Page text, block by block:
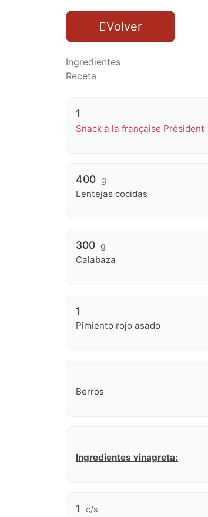
Volver
Ingredientes
Receta
1
Snack à la française Président
400 g
Lentejas cocidas
300 g
Calabaza
1
Pimiento rojo asado
Berros
Ingredientes vinagreta:
1 c/s